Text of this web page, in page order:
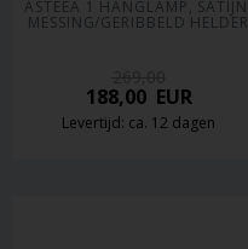
ASTEEA 1 HANGLAMP, SATIJN
MESSING/GERIBBELD HELDER
188,00EUR
Levertijd: ca. 12 dagen